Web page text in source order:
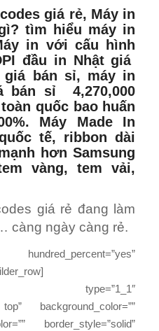
giá rẻ, Máy in
tìm hiểu máy in
in với cấu hình
đầu in Nhật giá
giá bán sỉ, máy in
bán sỉ 4,270,000
quốc bao huấn
Máy Made In
tế, ribbon dài
hơn Samsung
vàng, tem vải,
giá rẻ đang làm
càng ngày càng rẻ.
hundred_percent=”yes”
type=”1_1″
background_color=””
border_style=”solid”